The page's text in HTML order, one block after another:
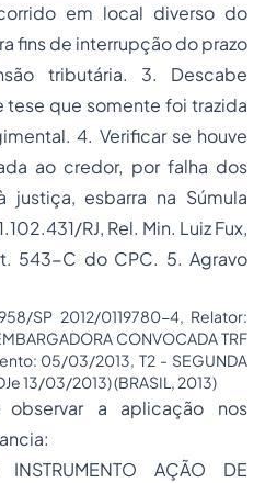
em local diverso do
fins de interrupção do prazo
tributária. 3. Descabe
tese que somente foi trazida
4. Verificar se houve
ao credor, por falha dos
justiça, esbarra na Súmula
RJ, Rel. Min. Luiz Fux,
543-C do CPC. 5. Agravo
SP 2012/0119780-4, Relator:
CONVOCADA TRF
05/03/2013, T2 - SEGUNDA
13/03/2013) (BRASIL, 2013)
a aplicação nos
AÇÃO DE